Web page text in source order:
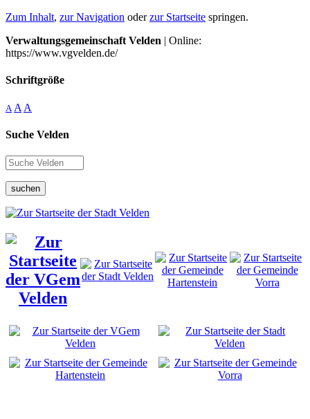
Zum Inhalt, zur Navigation oderzur Startseite springen.
Verwaltungsgemeinschaft Velden | Online:
https://www.vgvelden.de/
Schriftgröße
A A A
Suche Velden
suchen